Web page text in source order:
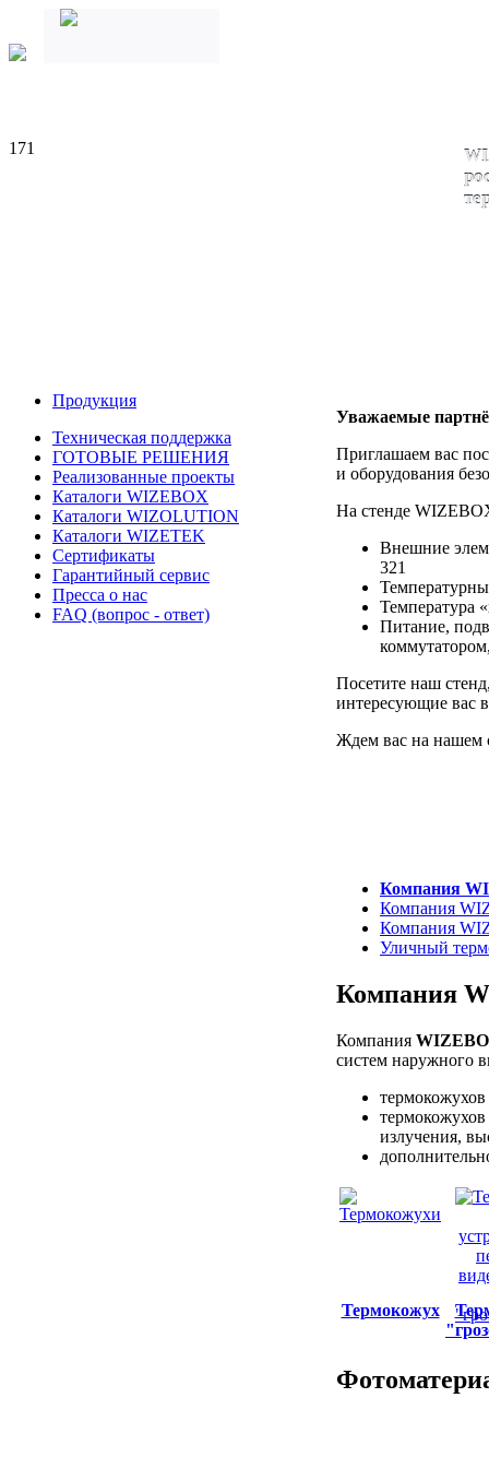
171
Продукция
Техническая поддержка
ГОТОВЫЕ РЕШЕНИЯ
Реализованные проекты
Каталоги WIZEBOX
Каталоги WIZOLUTION
Каталоги WIZETEK
Сертификаты
Гарантийный сервис
Пресса о нас
FAQ (вопрос - ответ)
Уважаемые
Приглашаем вас
и оборудования
На стенде
Внешние
321
Температура
Питание,
Посетите наш
интересующие вас
Ждем вас на нашем
Компания
Компания
Компания
Уличный
Компания
Компания
систем наружного
излучения,
Термокожух